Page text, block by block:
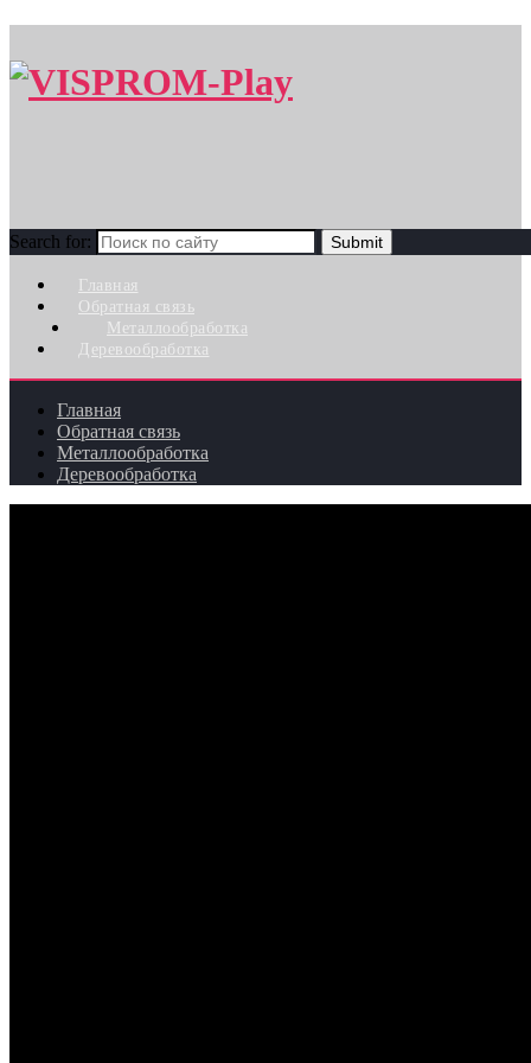
Search for:
Главная
Обратная связь
Металлообработка
Деревообработка
Главная
Обратная связь
Металлообработка
Деревообработка